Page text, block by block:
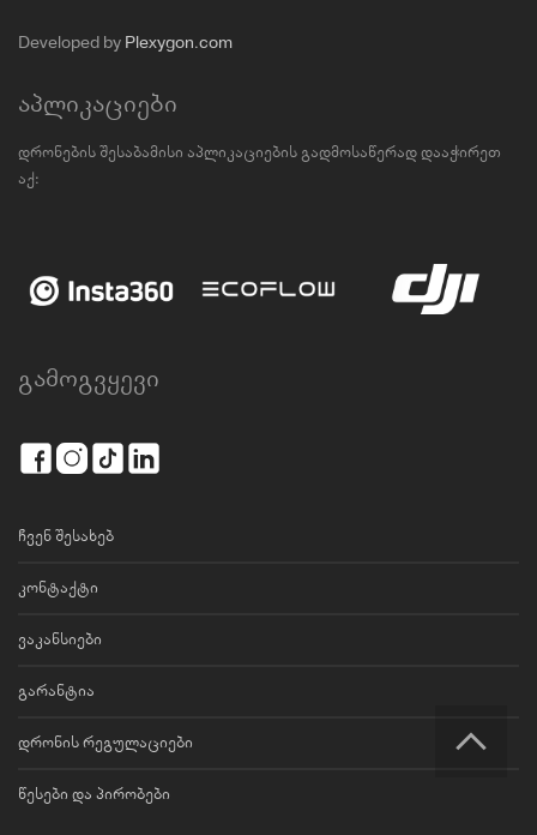
Developed by Plexygon.com
აპლიკაციები
დრონების შესაბამისი აპლიკაციების გადმოსაწერად დააჭირეთ
აქ:
გამოგვყევი
ჩვენ შესახებ
კონტაქტი
ვაკანსიები
გარანტია
დრონის რეგულაციები
წესები და პირობები